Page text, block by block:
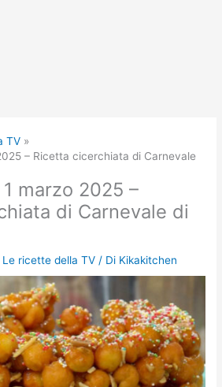
TV
– Ricetta cicerchiata di Carnevale
marzo 2025 –
di Carnevale di
Le ricette della TV / Di Kikakitchen